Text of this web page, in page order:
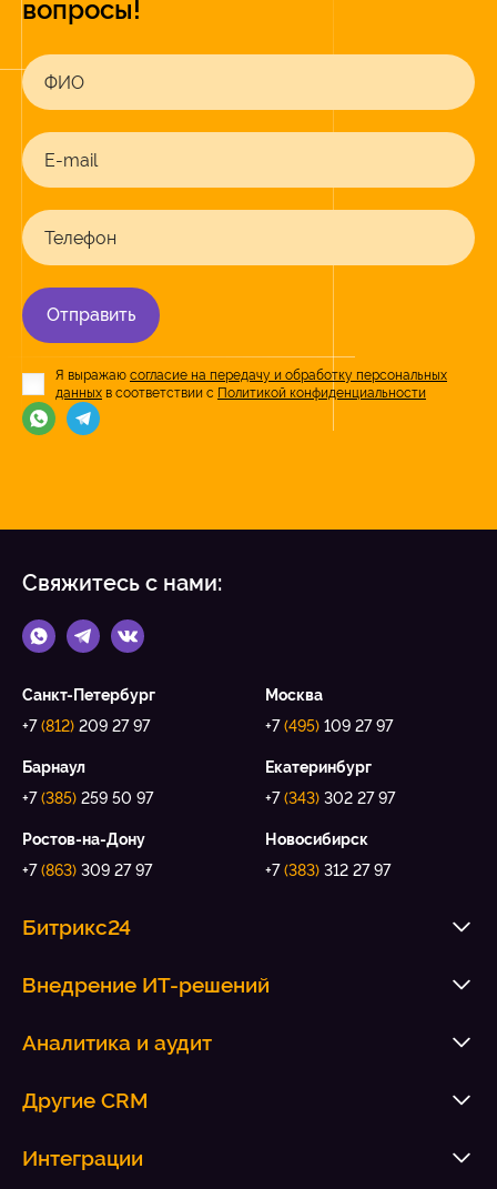
вопросы!
ФИО
E-mail
Телефон
Отправить
Я выражаю согласие на передачу и обработку персональных
данных в соответствии с Политикой конфиденциальности
Свяжитесь с нами:
Санкт-Петербург
+7(812) 209 27 97
Москва
+7(495) 109 27 97
Барнаул
+7(385) 259 50 97
Екатеринбург
+7(343) 302 27 97
Ростов-на-Дону
+7(863) 309 27 97
Новосибирск
+7(383) 312 27 97
Битрикс24
Внедрение ИТ-решений
Аналитика и аудит
Другие CRM
Интеграции